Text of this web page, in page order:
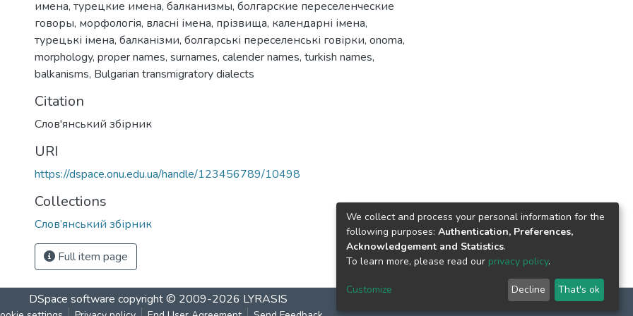
имена, турецкие имена, балканизмы, болгарские переселенческие
говоры, морфологія, власні імена, прізвища, календарні імена,
турецькі імена, балканізми, болгарські переселенські говірки, onoma,
morphology, proper names, surnames, calender names, turkish names,
balkanisms, Bulgarian transmigratory dialects
Citation
Слов'янський збірник
URI
https://dspace.onu.edu.ua/handle/123456789/10498
Collections
Слов’янський збірник
Full item page
DSpace software copyright © 2009-2026 LYRASIS
We collect and process your personal information for the
following purposes: Authentication, Preferences,
Acknowledgement and Statistics.
To learn more, please read our privacy policy.
Customize Decline That's ok